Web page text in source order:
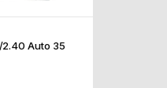
2.40 Auto 35